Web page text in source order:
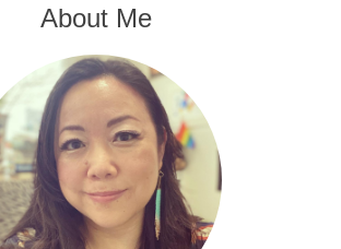
About Me